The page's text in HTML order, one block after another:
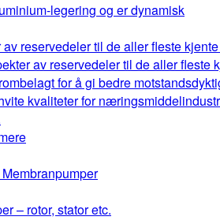
legering og er dynamisk
reservedeler til de aller fleste
av reservedeler til de aller
for å gi bedre
kvaliteter for
– rotor, stator etc.